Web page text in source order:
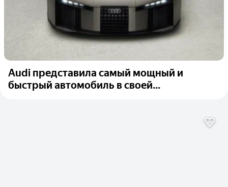
Audi представила самый мощный и
быстрый автомобиль в своей...